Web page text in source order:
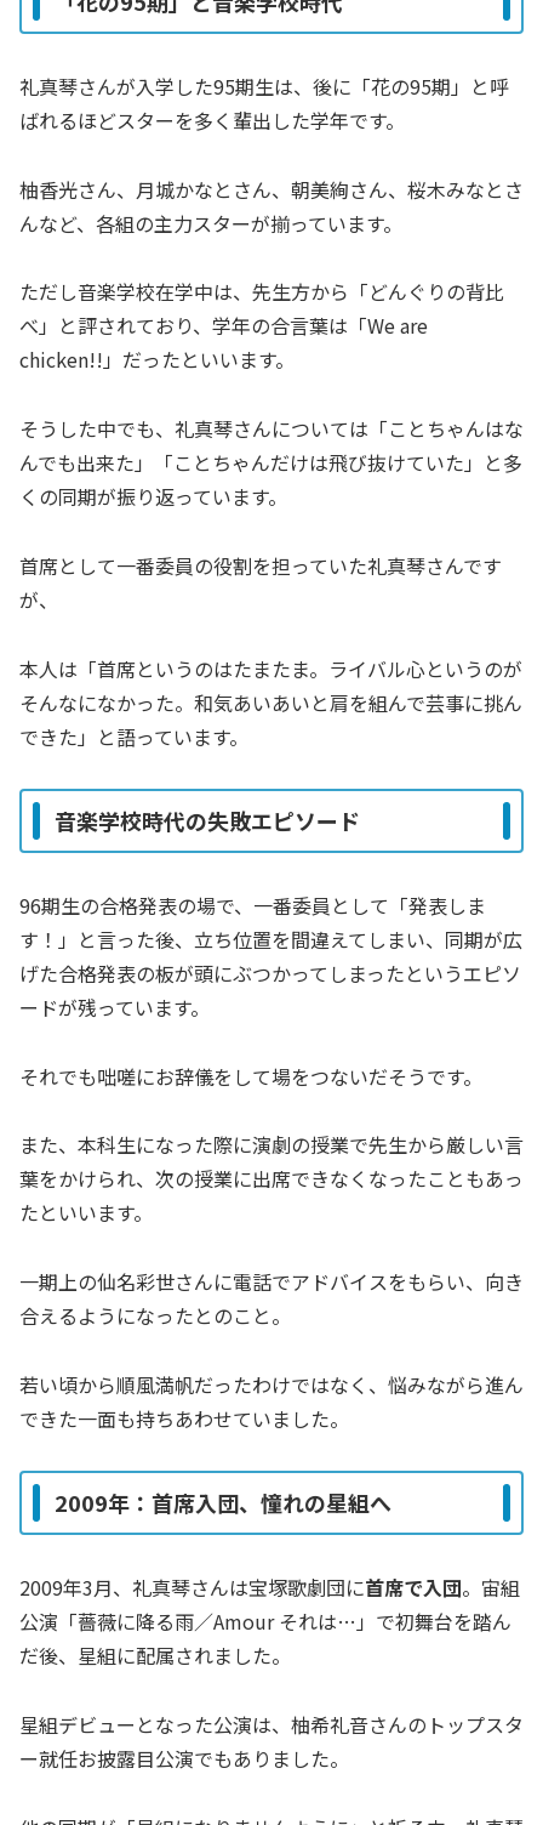
礼真琴さんが入学した95期生は、後に「花の95期」と呼
ばれるほどスターを多く輩出した学年です。
柚香光さん、月城かなとさん、朝美絢さん、桜木みなとさ
んなど、各組の主力スターが揃っています。
ただし音楽学校在学中は、先生方から「どんぐりの背比
べ」と評されており、学年の合言葉は「We are
chicken!!」だったといいます。
そうした中でも、礼真琴さんについては「ことちゃんはな
んでも出来た」「ことちゃんだけは飛び抜けていた」と多
くの同期が振り返っています。
首席として一番委員の役割を担っていた礼真琴さんです
が、
本人は「首席というのはたまたま。ライバル心というのが
そんなになかった。和気あいあいと肩を組んで芸事に挑ん
できた」と語っています。
音楽学校時代の失敗エピソード
96期生の合格発表の場で、一番委員として「発表しま
す！」と言った後、立ち位置を間違えてしまい、同期が広
げた合格発表の板が頭にぶつかってしまったというエピソ
ードが残っています。
それでも咄嗟にお辞儀をして場をつないだそうです。
また、本科生になった際に演劇の授業で先生から厳しい言
葉をかけられ、次の授業に出席できなくなったこともあっ
たといいます。
一期上の仙名彩世さんに電話でアドバイスをもらい、向き
合えるようになったとのこと。
若い頃から順風満帆だったわけではなく、悩みながら進ん
できた一面も持ちあわせていました。
2009年：首席入団、憧れの星組へ
2009年3月、礼真琴さんは宝塚歌劇団に首席で入団。宙組
公演「薔薇に降る雨／Amour それは…」で初舞台を踏ん
だ後、星組に配属されました。
星組デビューとなった公演は、柚希礼音さんのトップスタ
ー就任お披露目公演でもありました。